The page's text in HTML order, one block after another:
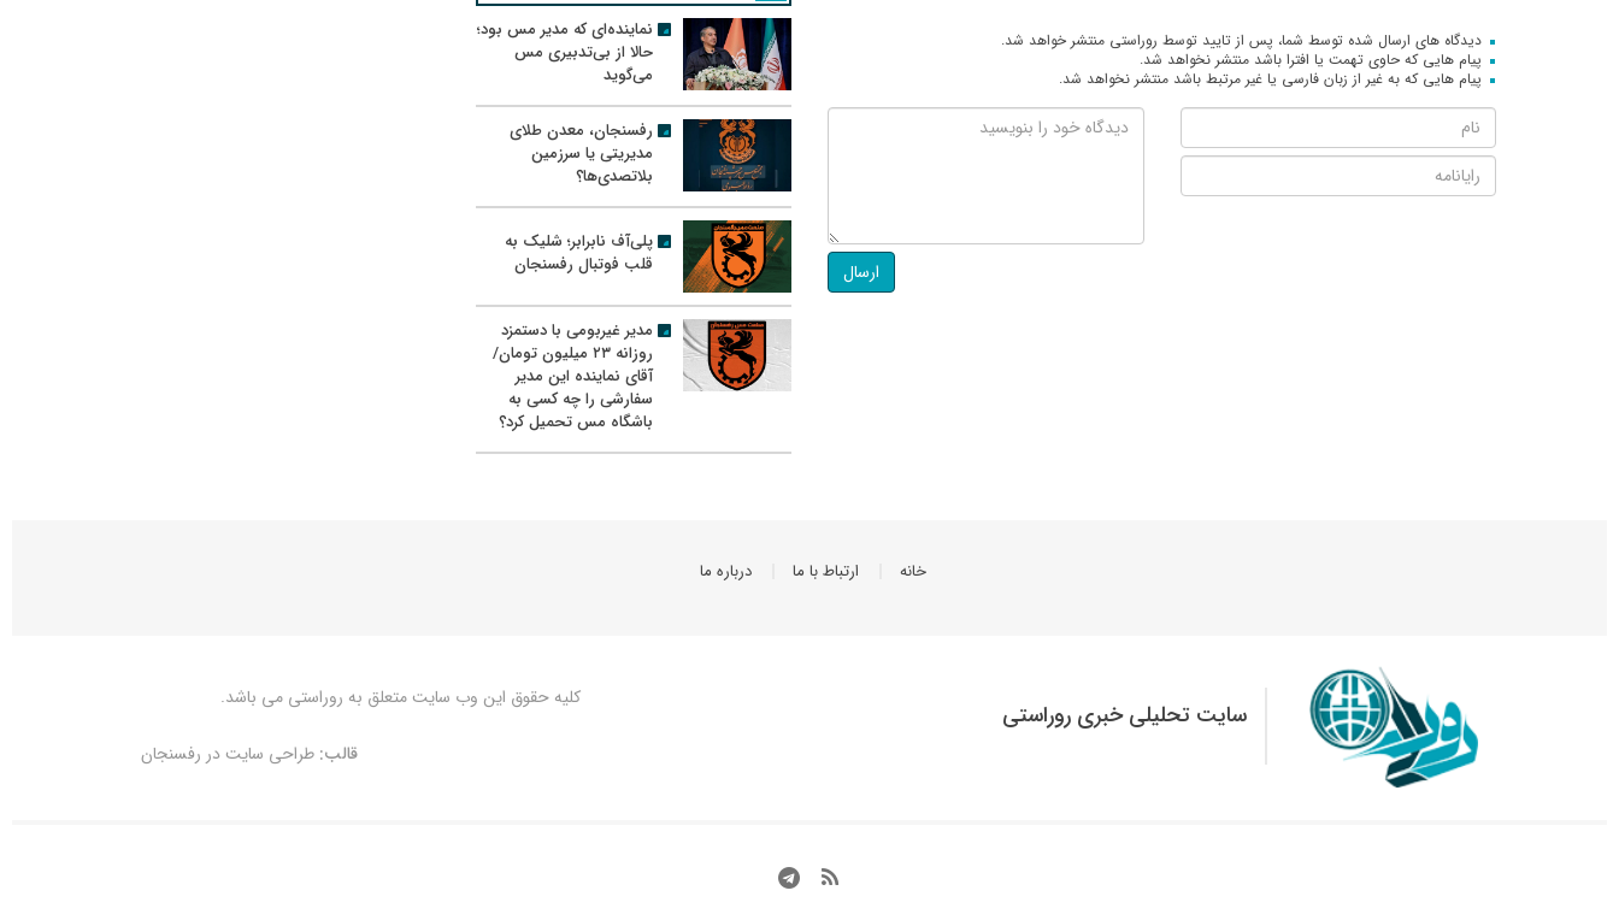
دیدگاه های ارسال شده توسط شما، پس از تایید توسط روراستی منتشر خواهد شد.
پیام هایی که حاوی تهمت یا افترا باشد منتشر نخواهد شد.
پیام هایی که به غیر از زبان فارسی یا غیر مرتبط باشد منتشر نخواهد شد.
ارسال
نماینده‌ای که مدیر مس بود؛
حالا از بی‌تدبیری مس
می‌گوید
رفسنجان، معدن طلای
مدیریتی یا سرزمین
بلاتصدی‌ها؟
پلی‌آف نابرابر؛ شلیک به
قلب فوتبال رفسنجان
مدیر غیربومی با دستمزد
روزانه ۲۳ میلیون تومان/
آقای نماینده این مدیر
سفارشی را چه کسی به
باشگاه مس تحمیل کرد؟
خانه ارتباط با ما درباره ما
سایت تحلیلی خبری روراستی
کلیه حقوق این وب سایت متعلق به روراستی می باشد.
قالب: طراحی سایت در رفسنجان